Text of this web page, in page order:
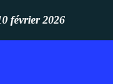
février 2026